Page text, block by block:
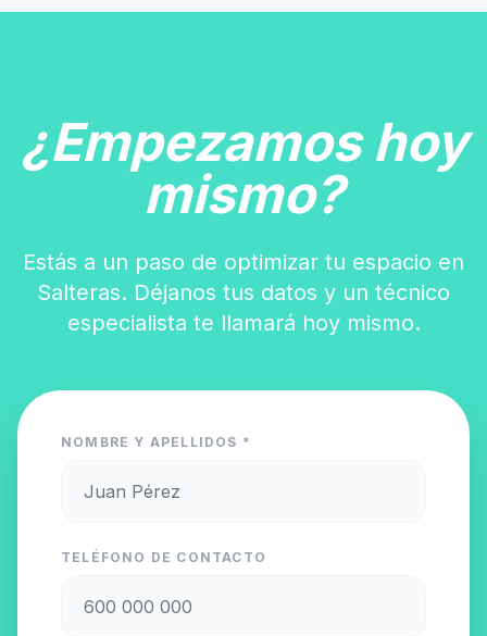
¿Empezamos hoy
mismo?
Estás a un paso de optimizar tu espacio en
Salteras. Déjanos tus datos y un técnico
especialista te llamará hoy mismo.
NOMBRE Y APELLIDOS *
TELÉFONO DE CONTACTO